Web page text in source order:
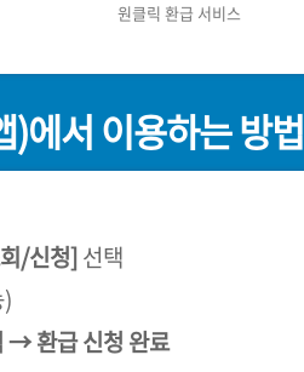
원클릭 환급 서비스
)에서 이용하는 방법
/신청]선택
→ 환급 신청 완료